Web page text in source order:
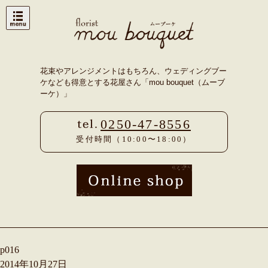
Skip
花束やアレンジメントはもちろん、ウェディングブー
ケなども得意とする花屋さん「mou bouquet（ムーブ
ーケ）」
0250-47-8556
受付時間（10:00〜18:00）
p016
2014年10月27日